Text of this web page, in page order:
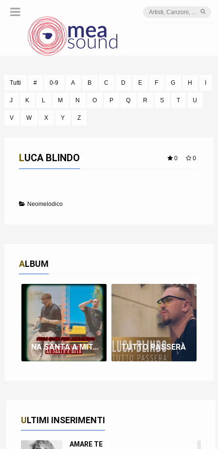
Tutti # 0-9 A B C D E F G H
J K L M N O P Q R S T U
V W X Y Z
0 0
LUCA BLINDO
Neomelodico
ALBUM
NA SANTA A MITÀ (FEAT LUCA BLINDO) TUTTO PASSERÀ
ULTIMI INSERIMENTI
AMARE TE